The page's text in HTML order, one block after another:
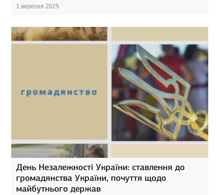
1 вересня 2025
День Незалежності України: ставлення до
громадянства України, почуття щодо
майбутнього держав